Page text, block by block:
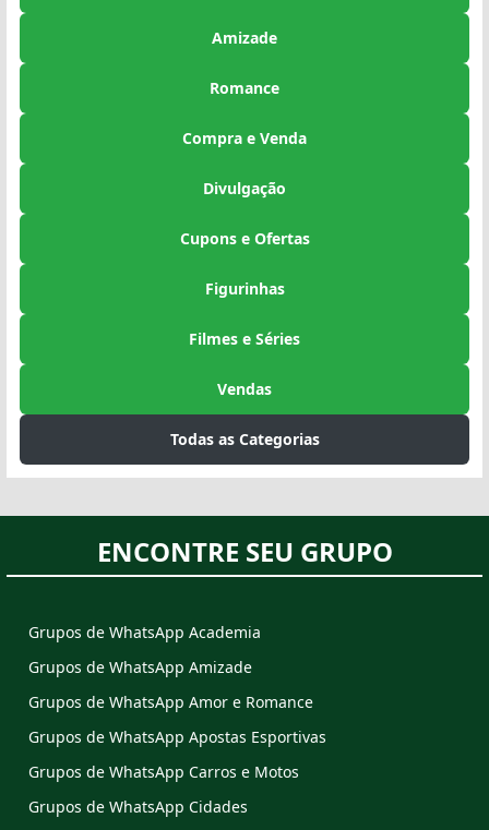
Amizade
Romance
Compra e Venda
Divulgação
Cupons e Ofertas
Figurinhas
Filmes e Séries
Vendas
Todas as Categorias
ENCONTRE SEU GRUPO
Grupos de WhatsApp Academia
Grupos de WhatsApp Amizade
Grupos de WhatsApp Amor e Romance
Grupos de WhatsApp Apostas Esportivas
Grupos de WhatsApp Carros e Motos
Grupos de WhatsApp Cidades